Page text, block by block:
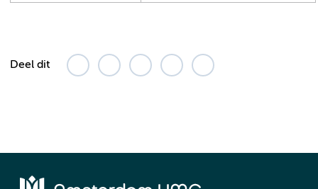
Deel dit